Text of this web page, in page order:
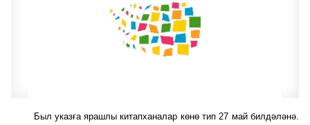
Был указға ярашлы китапханалар көнө тип 27 май билдәләнә.